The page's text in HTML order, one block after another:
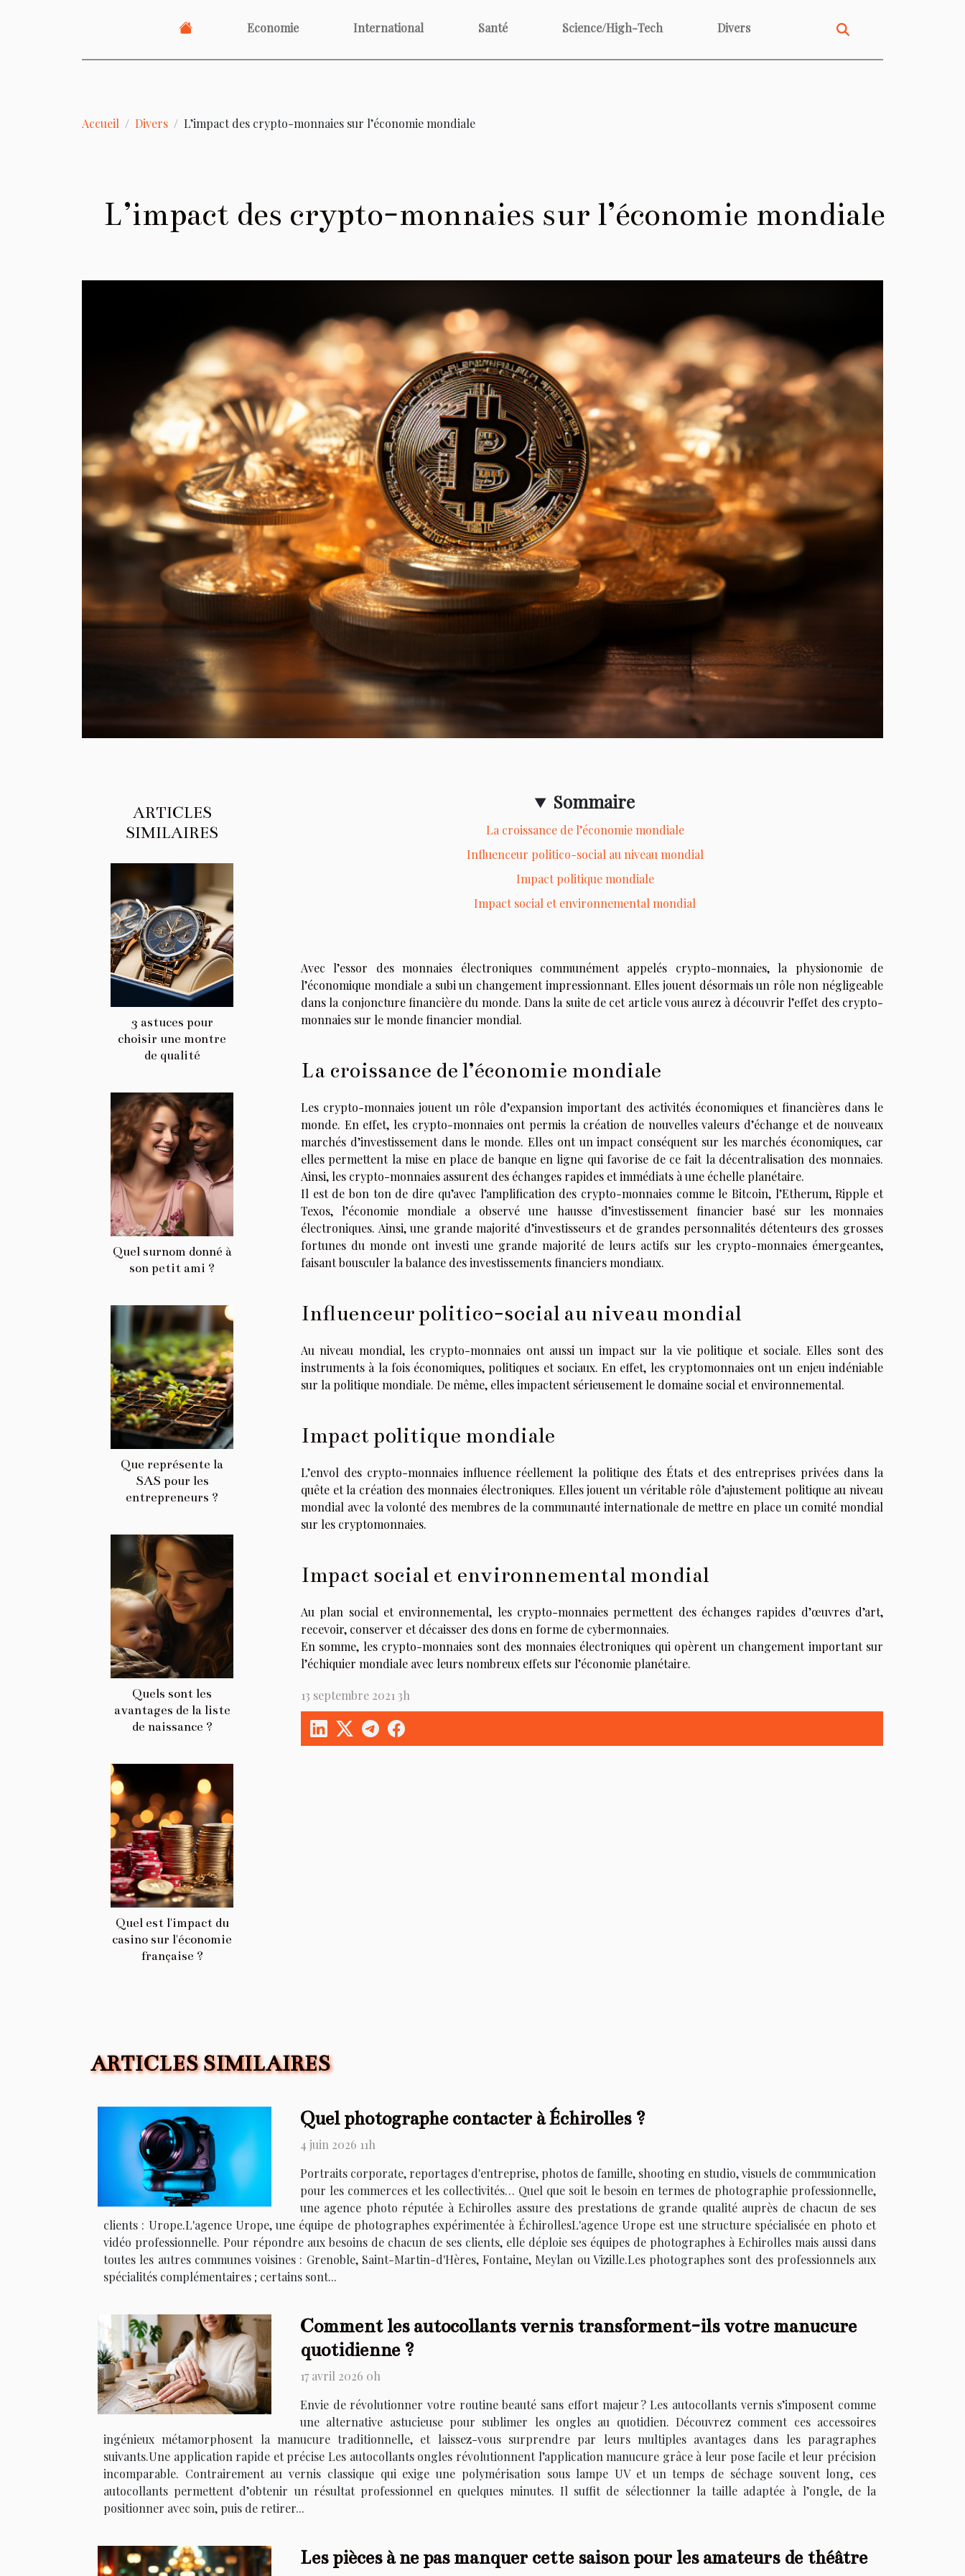
Economie International Santé Science/High-Tech Divers
Accueil Divers L’impact des crypto-monnaies sur l’économie mondiale
L’impact des crypto-monnaies sur l’économie mondiale
ARTICLES
SIMILAIRES
3 astuces pour
choisir une montre
de qualité
Quel surnom donné à
son petit ami ?
Que représente la
SAS pour les
entrepreneurs ?
Quels sont les
avantages de la liste
de naissance ?
Quel est l'impact du
casino sur l'économie
française ?
Sommaire
La croissance de l’économie mondiale
Influenceur politico-social au niveau mondial
Impact politique mondiale
Impact social et environnemental mondial
Avec l’essor des monnaies électroniques communément appelés crypto-monnaies, la physionomie de
l’économique mondiale a subi un changement impressionnant. Elles jouent désormais un rôle non négligeable
dans la conjoncture financière du monde. Dans la suite de cet article vous aurez à découvrir l’effet des crypto-
monnaies sur le monde financier mondial.
La croissance de l’économie mondiale
Les crypto-monnaies jouent un rôle d’expansion important des activités économiques et financières dans le
monde. En effet, les crypto-monnaies ont permis la création de nouvelles valeurs d’échange et de nouveaux
marchés d’investissement dans le monde. Elles ont un impact conséquent sur les marchés économiques, car
elles permettent la mise en place de banque en ligne qui favorise de ce fait la décentralisation des monnaies.
Ainsi, les crypto-monnaies assurent des échanges rapides et immédiats à une échelle planétaire.
Il est de bon ton de dire qu’avec l’amplification des crypto-monnaies comme le Bitcoin, l’Etherum, Ripple et
Texos, l’économie mondiale a observé une hausse d’investissement financier basé sur les monnaies
électroniques. Ainsi, une grande majorité d’investisseurs et de grandes personnalités détenteurs des grosses
fortunes du monde ont investi une grande majorité de leurs actifs sur les crypto-monnaies émergeantes,
faisant bousculer la balance des investissements financiers mondiaux.
Influenceur politico-social au niveau mondial
Au niveau mondial, les crypto-monnaies ont aussi un impact sur la vie politique et sociale. Elles sont des
instruments à la fois économiques, politiques et sociaux. En effet, les cryptomonnaies ont un enjeu indéniable
sur la politique mondiale. De même, elles impactent sérieusement le domaine social et environnemental.
Impact politique mondiale
L’envol des crypto-monnaies influence réellement la politique des États et des entreprises privées dans la
quête et la création des monnaies électroniques. Elles jouent un véritable rôle d’ajustement politique au niveau
mondial avec la volonté des membres de la communauté internationale de mettre en place un comité mondial
sur les cryptomonnaies.
Impact social et environnemental mondial
Au plan social et environnemental, les crypto-monnaies permettent des échanges rapides d’œuvres d’art,
recevoir, conserver et décaisser des dons en forme de cybermonnaies.
En somme, les crypto-monnaies sont des monnaies électroniques qui opèrent un changement important sur
l’échiquier mondiale avec leurs nombreux effets sur l’économie planétaire.
13 septembre 2021 3h
ARTICLES SIMILAIRES
Quel photographe contacter à Échirolles ?
4 juin 2026 11h
Portraits corporate, reportages d'entreprise, photos de famille, shooting en studio, visuels de communication
pour les commerces et les collectivités… Quel que soit le besoin en termes de photographie professionnelle,
une agence photo réputée à Echirolles assure des prestations de grande qualité auprès de chacun de ses
clients : Urope.L'agence Urope, une équipe de photographes expérimentée à ÉchirollesL'agence Urope est une structure spécialisée en photo et
vidéo professionnelle. Pour répondre aux besoins de chacun de ses clients, elle déploie ses équipes de photographes à Echirolles mais aussi dans
toutes les autres communes voisines : Grenoble, Saint-Martin-d'Hères, Fontaine, Meylan ou Vizille.Les photographes sont des professionnels aux
spécialités complémentaires ; certains sont...
Comment les autocollants vernis transforment-ils votre manucure
quotidienne ?
17 avril 2026 0h
Envie de révolutionner votre routine beauté sans effort majeur ? Les autocollants vernis s’imposent comme
une alternative astucieuse pour sublimer les ongles au quotidien. Découvrez comment ces accessoires
ingénieux métamorphosent la manucure traditionnelle, et laissez-vous surprendre par leurs multiples avantages dans les paragraphes
suivants.Une application rapide et précise Les autocollants ongles révolutionnent l’application manucure grâce à leur pose facile et leur précision
incomparable. Contrairement au vernis classique qui exige une polymérisation sous lampe UV et un temps de séchage souvent long, ces
autocollants permettent d’obtenir un résultat professionnel en quelques minutes. Il suffit de sélectionner la taille adaptée à l’ongle, de la
positionner avec soin, puis de retirer...
Les pièces à ne pas manquer cette saison pour les amateurs de théâtre